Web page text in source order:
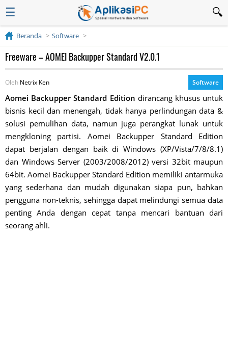
☰
Beranda Software
Freeware – AOMEI Backupper Standard V2.0.1
Oleh Netrix Ken Software
Aomei Backupper Standard Edition dirancang khusus untuk
bisnis kecil dan menengah, tidak hanya perlindungan data &
solusi pemulihan data, namun juga perangkat lunak untuk
mengkloning partisi. Aomei Backupper Standard Edition
dapat berjalan dengan baik di Windows (XP/Vista/7/8/8.1)
dan Windows Server (2003/2008/2012) versi 32bit maupun
64bit. Aomei Backupper Standard Edition memiliki antarmuka
yang sederhana dan mudah digunakan siapa pun, bahkan
pengguna non-teknis, sehingga dapat melindungi semua data
penting Anda dengan cepat tanpa mencari bantuan dari
seorang ahli.